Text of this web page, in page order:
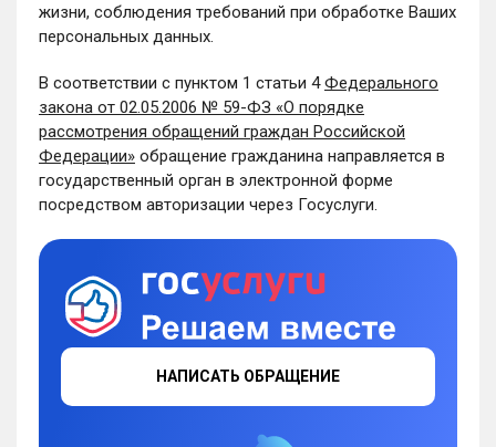
жизни, соблюдения требований при обработке Ваших
персональных данных.
В соответствии с пунктом 1 статьи 4Федерального
закона от 02.05.2006 № 59-ФЗ «О порядке
рассмотрения обращений граждан Российской
Федерации» обращение гражданина направляется в
государственный орган в электронной форме
посредством авторизации через Госуслуги.
НАПИСАТЬ ОБРАЩЕНИЕ